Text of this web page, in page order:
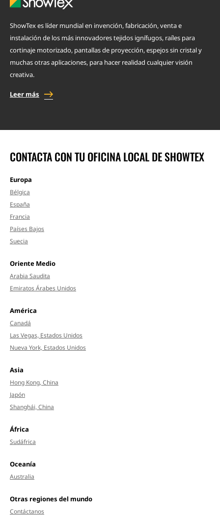
ShowTex es líder mundial en invención, fabricación, venta e
instalación de los más innovadores tejidos ignífugos, raíles para
cortinaje motorizado, pantallas de proyección, espejos sin cristal y
muchas otras aplicaciones, para hacer realidad cualquier visión
creativa.
Leer más
CONTACTA CON TU OFICINA LOCAL DE SHOWTEX
Europa
Bélgica
España
Francia
Países Bajos
Suecia
Oriente Medio
Arabia Saudita
Emiratos Árabes Unidos
América
Canadá
Las Vegas, Estados Unidos
Nueva York, Estados Unidos
Asia
Hong Kong, China
Japón
Shanghái, China
África
Sudáfrica
Oceanía
Australia
Otras regiones del mundo
Contáctanos